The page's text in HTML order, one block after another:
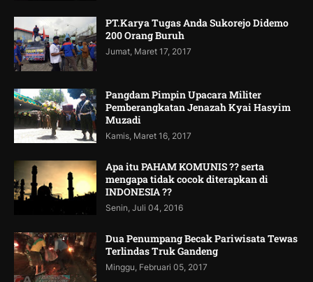
PT.Karya Tugas Anda Sukorejo Didemo
200 Orang Buruh
Jumat, Maret 17, 2017
Pangdam Pimpin Upacara Militer
Pemberangkatan Jenazah Kyai Hasyim
Muzadi
Kamis, Maret 16, 2017
Apa itu PAHAM KOMUNIS ?? serta
mengapa tidak cocok diterapkan di
INDONESIA ??
Senin, Juli 04, 2016
Dua Penumpang Becak Pariwisata Tewas
Terlindas Truk Gandeng
Minggu, Februari 05, 2017